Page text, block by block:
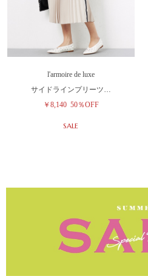
l'armoire de luxe
サイドラインプリーツ…
￥8,140 50％OFF
SALE